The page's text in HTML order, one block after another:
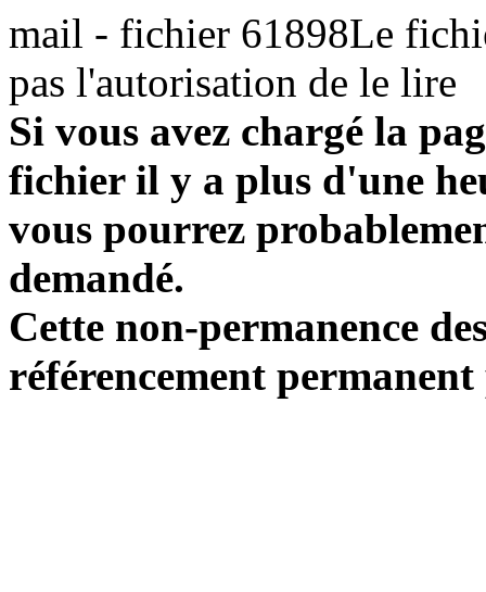
mail - fichier 61898Le
pas l'autorisation de le lire
Si vous avez chargé la
fichier il y a plus d'une
vous pourrez
demandé.
Cette non-permanence
référencement